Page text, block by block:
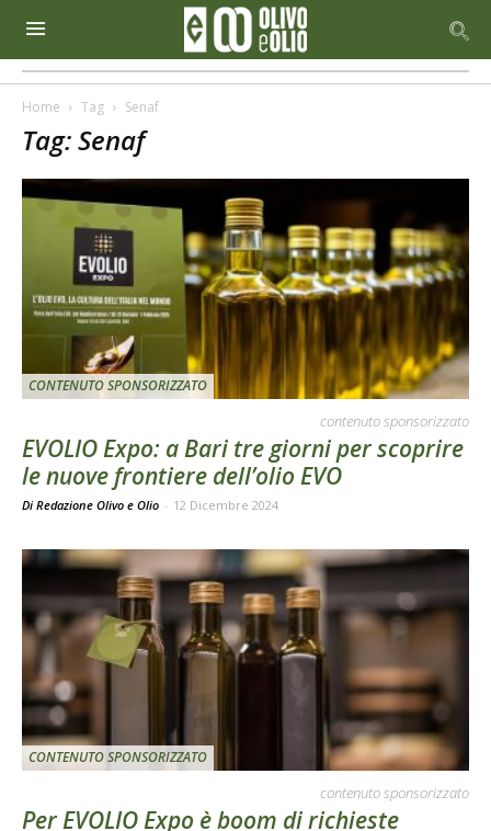
Home Tag Senaf
Tag: Senaf
CONTENUTO SPONSORIZZATO
contenuto sponsorizzato
EVOLIO Expo: a Bari tre giorni per scoprire
le nuove frontiere dell’olio EVO
Di Redazione Olivo e Olio - 12 Dicembre 2024
CONTENUTO SPONSORIZZATO
contenuto sponsorizzato
Per EVOLIO Expo è boom di richieste